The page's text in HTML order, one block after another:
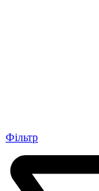
Фільтр